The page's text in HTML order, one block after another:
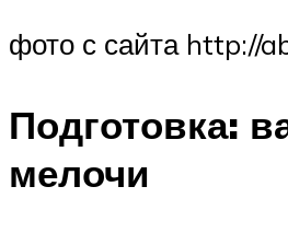
фото с сайта http://
Подготовка:
мелочи